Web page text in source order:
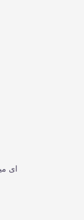
ای